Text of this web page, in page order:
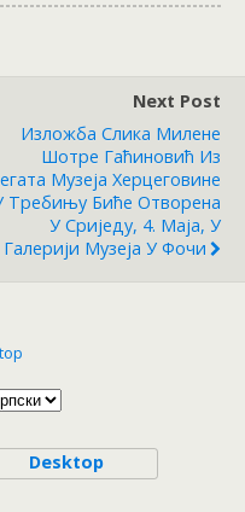
Next Post
Изложба Слика Милене
Шотре Гаћиновић Из
Музеја Херцеговине
Требињу Биће Отворена
У Сриједу, 4. Маја, У
Галерији Музеја У Фочи
Desktop